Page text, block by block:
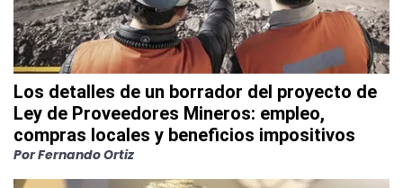
Los detalles de un borrador del proyecto de
Ley de Proveedores Mineros: empleo,
compras locales y beneficios impositivos
Por Fernando Ortiz